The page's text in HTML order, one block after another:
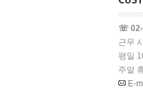
☏ 02-
근무
평일
주말
E-